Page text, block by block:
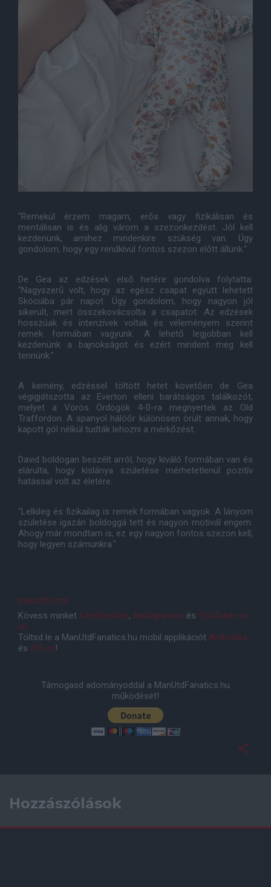
"Remekül érzem magam, erős vagy fizikálisan és
mentálisan is és alig várom a szezonkezdést. Jól kell
kezdenünk, amihez mindenkire szükség van. Úgy
gondolom, hogy egy rendkívül fontos szezon előtt állunk."
De Gea az edzések első hetére gondolva folytatta:
"Nagyszerű volt, hogy az egész csapat együtt lehetett
Skóciába pár napot. Úgy gondolom, hogy nagyon jól
sikerült, mert összekovácsolta a csapatot. Az edzések
hosszúak és intenzívek voltak és véleményem szerint
remek formában vagyunk. A lehető legjobban kell
kezdenünk a bajnokságot és ezért mindent meg kell
tennünk."
A kemény, edzéssel töltött hetet követően de Gea
végigjátszotta az Everton elleni barátságos találkozót,
melyet a Vörös Ördögök 4-0-ra megnyertek az Old
Traffordon. A spanyol hálóőr különösen örült annak, hogy
kapott gól nélkül tudták lehozni a mérkőzést.
David boldogan beszélt arról, hogy kiváló formában van és
elárulta, hogy kislánya születése mérhetetlenül pozitív
hatással volt az életére.
"Lelkileg és fizikailag is remek formában vagyok. A lányom
születése igazán boldoggá tett és nagyon motivál engem.
Ahogy már mondtam is, ez egy nagyon fontos szezon kell,
hogy legyen számunkra."
manutd.com
Kövess minket Facebookon, Instagramon és YouTube-on
is!
Töltsd le a ManUtdFanatics.hu mobil applikációt Androidra
és iOS-re!
Támogasd adományoddal a ManUtdFanatics.hu
működését!
Hozzászólások